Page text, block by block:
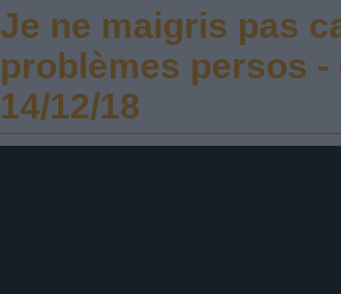
Je ne maigris pas
problèmes persos
14/12/18